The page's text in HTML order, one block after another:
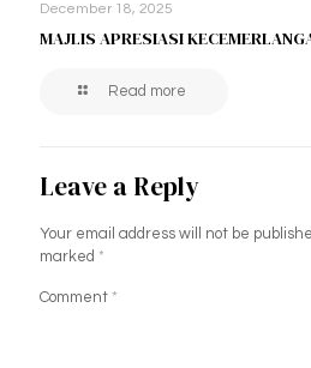
December 18, 2025
MAJLIS APRESIASI
Read more
Leave a Reply
Your email address will not be
marked *
Comment *